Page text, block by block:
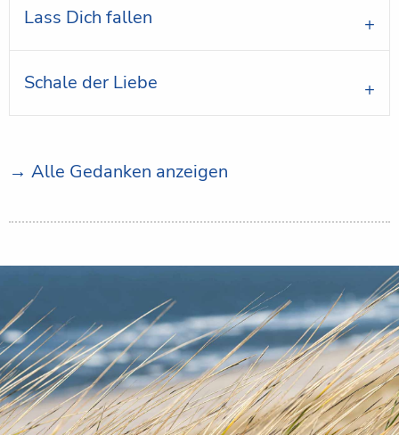
Lass Dich fallen
Schale der Liebe
→ Alle Gedanken anzeigen